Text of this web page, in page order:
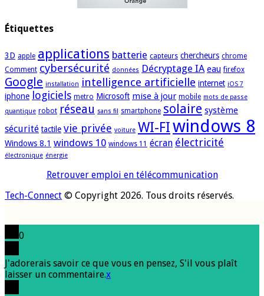
Étiquettes
3D apple applications batterie capteurs chercheurs chrome
Comment cybersécurité données Décryptage IA eau firefox
Google installation intelligence artificielle internet iOS 7
iphone logiciels metro Microsoft mise à jour mobile mots de passe
quantique robot réseau sans fil smartphone solaire système
sécurité tactile vie privée voiture WI-FIwindows 8
Windows 8.1 windows 10 windows 11 écran électricité
électronique énergie
Retrouver emploi en télécommunication
Tech-Connect © Copyright 2026. Tous droits réservés.
0
J'adorerais savoir ce que vous en pensez, S'il vous plaît
laisser un commentaire.x